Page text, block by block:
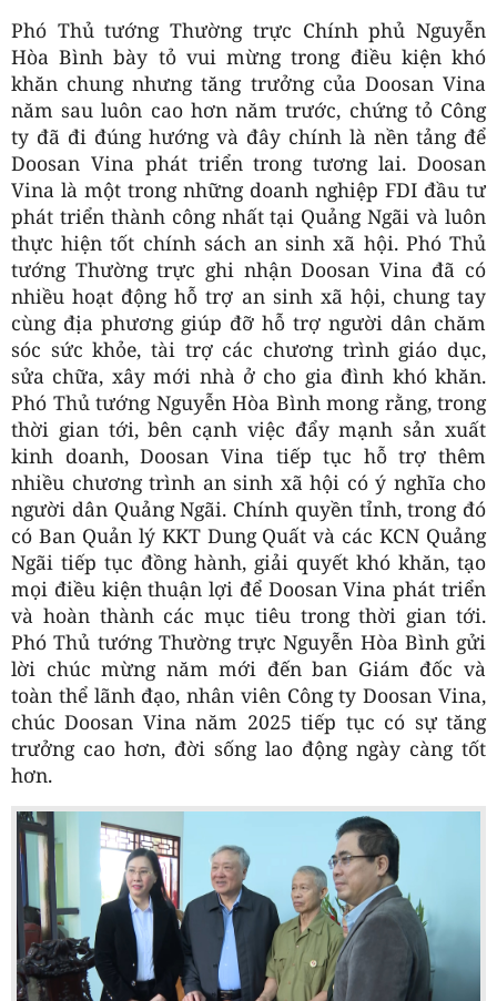
Phó Thủ tướng Thường trực Chính phủ Nguyễn
Hòa Bình bày tỏ vui mừng trong điều kiện khó
khăn chung nhưng tăng trưởng của Doosan Vina
năm sau luôn cao hơn năm trước, chứng tỏ Công
ty đã đi đúng hướng và đây chính là nền tảng để
Doosan Vina phát triển trong tương lai. Doosan
Vina là một trong những doanh nghiệp FDI đầu tư
phát triển thành công nhất tại Quảng Ngãi và luôn
thực hiện tốt chính sách an sinh xã hội. Phó Thủ
tướng Thường trực ghi nhận Doosan Vina đã có
nhiều hoạt động hỗ trợ an sinh xã hội, chung tay
cùng địa phương giúp đỡ hỗ trợ người dân chăm
sóc sức khỏe, tài trợ các chương trình giáo dục,
sửa chữa, xây mới nhà ở cho gia đình khó khăn.
Phó Thủ tướng Nguyễn Hòa Bình mong rằng, trong
thời gian tới, bên cạnh việc đẩy mạnh sản xuất
kinh doanh, Doosan Vina tiếp tục hỗ trợ thêm
nhiều chương trình an sinh xã hội có ý nghĩa cho
người dân Quảng Ngãi. Chính quyền tỉnh, trong đó
có Ban Quản lý KKT Dung Quất và các KCN Quảng
Ngãi tiếp tục đồng hành, giải quyết khó khăn, tạo
mọi điều kiện thuận lợi để Doosan Vina phát triển
và hoàn thành các mục tiêu trong thời gian tới.
Phó Thủ tướng Thường trực Nguyễn Hòa Bình gửi
lời chúc mừng năm mới đến ban Giám đốc và
toàn thể lãnh đạo, nhân viên Công ty Doosan Vina,
chúc Doosan Vina năm 2025 tiếp tục có sự tăng
trưởng cao hơn, đời sống lao động ngày càng tốt
hơn.